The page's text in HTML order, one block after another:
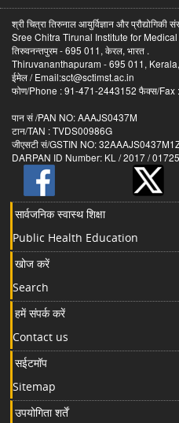
श्री चित्रा तिरुनाल आयुर्विज्ञान और प्रौद्योगिकी
Sree Chitra Tirunal Institute for
तिरुवनन्तपुरम - 695 011, केरल, भारत .
Thiruvananthapuram - 695 011,
ईमेल / Email:sct@sctimst.ac.in
फोण/Phone : 91-471-2443152 फैक्स/Fax
पान सं /PAN NO: AAAJS0437M
टान/TAN : TVDS00986G
जीएसटी सं/GSTIN NO:
DARPAN ID Number: KL / 2017 /
सार्वजनिक स्वास्थ शिक्षा
Public Health Education
खोज करें
Search
हमें संपर्क करें
Contact us
सईटमॉप
Sitemap
उपयोगिता शर्तें